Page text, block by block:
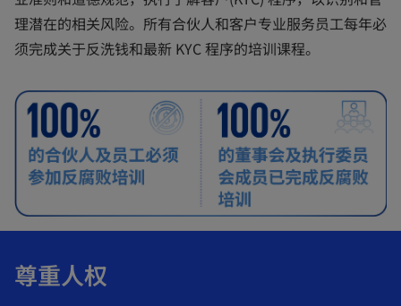
e
a
理潜在的相关风险。所有合伙人和客户专业服务员工每年必
须完成关于反洗钱和最新 KYC 程序的培训课程。
尊重人权